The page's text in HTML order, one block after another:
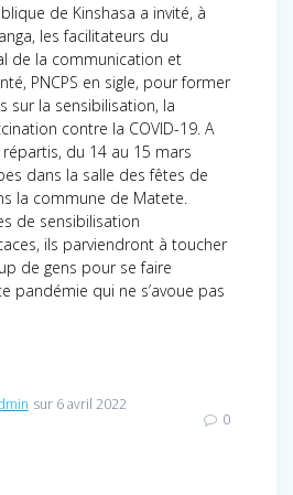
de Kinshasa a invité, à
les facilitateurs du
de la communication et
PNCPS en sigle, pour former
sur la sensibilisation, la
contre la COVID-19. A
du 14 au 15 mars
dans la salle des fêtes de
la commune de Matete.
de sensibilisation
ils parviendront à toucher
de gens pour se faire
pandémie qui ne s’avoue pas
sur 6 avril 2022
0